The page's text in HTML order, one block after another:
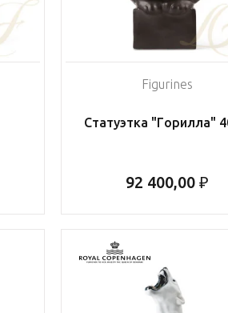
Figurines
Статуэтка "Горилла"
92 400,00 ₽